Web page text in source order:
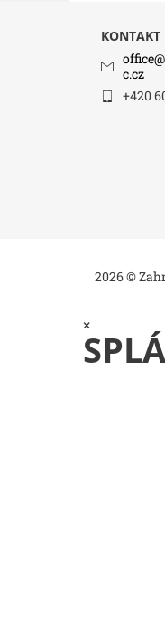
KONTAKT
office@
c.cz
+420
2026 ©
×